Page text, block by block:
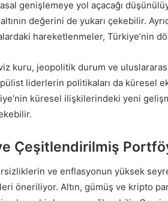
genişlemeye yol açacağı
değerini de yukarı çekebilir.
hareketlenmeler, Türkiye’nin
kuru, jeopolitik durum ve
liderlerin politikaları da küresel
küresel ilişkilerindeki yeni
Çeşitlendirilmiş
ve enflasyonun yüksek
öneriliyor. Altın, gümüş ve kripto